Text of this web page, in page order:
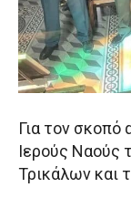
Για τον σκοπό
Ιερούς Ναούς
Τρικάλων και